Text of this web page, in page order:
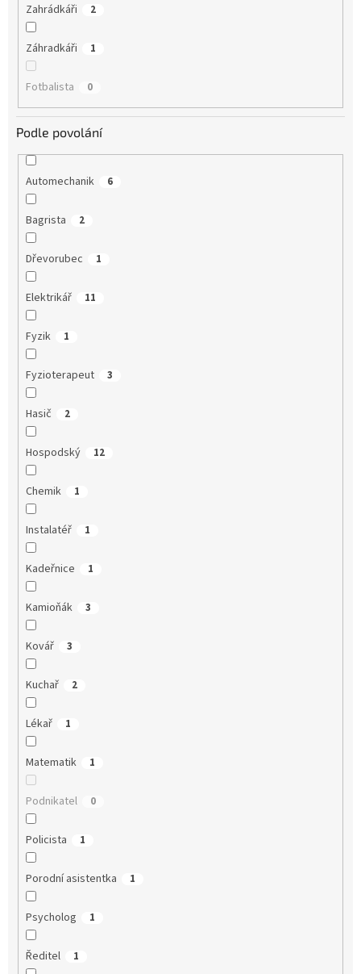
Zahrádkáři 2
Záhradkáři 1
Fotbalista 0
Podle povolání
Automechanik 6
Bagrista 2
Dřevorubec 1
Elektrikář 11
Fyzik 1
Fyzioterapeut 3
Hasič 2
Hospodský 12
Chemik 1
Instalatéř 1
Kadeřnice 1
Kamioňák 3
Kovář 3
Kuchař 2
Lékař 1
Matematik 1
Podnikatel 0
Policista 1
Porodní asistentka 1
Psycholog 1
Ředitel 1